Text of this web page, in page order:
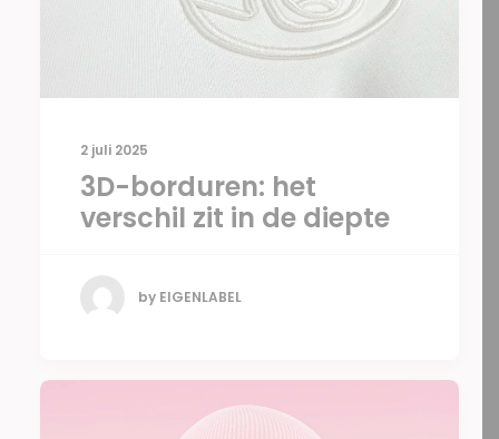
2 juli 2025
3D-borduren: het
verschil zit in de diepte
by EIGENLABEL